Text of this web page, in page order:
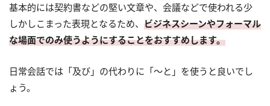
基本的には契約書などの堅い文章や、会議などで使われる少
しかしこまった表現となるため、 ビジネスシーンやフォーマル
な場面でのみ使うようにすることをおすすめします。
日常会話では「及び」の代わりに「〜と」を使うと良いでし
ょう。